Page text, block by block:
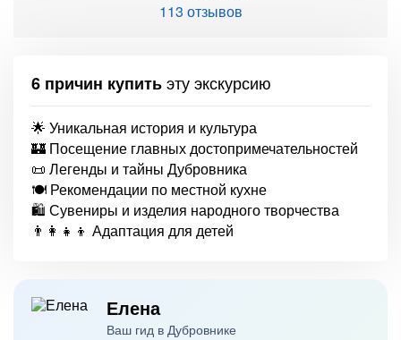
113 отзывов
6 причин купитьэту экскурсию
🌟 Уникальная история и культура
🏰 Посещение главных достопримечательностей
📜 Легенды и тайны Дубровника
🍽️ Рекомендации по местной кухне
🛍️ Сувениры и изделия народного творчества
👨‍👩‍👧‍👦 Адаптация для детей
Елена
Ваш гид в Дубровнике